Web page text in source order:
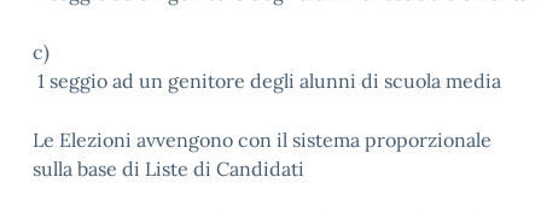
c)
1 seggio ad un genitore degli alunni di scuola media
Le Elezioni avvengono con il sistema proporzionale
sulla base di Liste di Candidati